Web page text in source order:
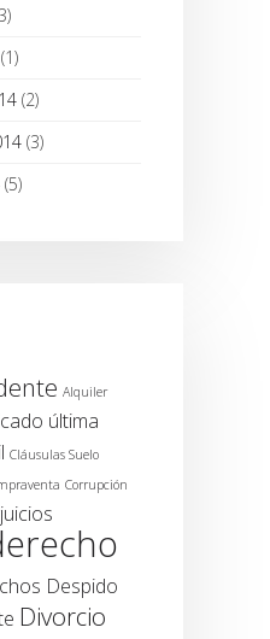
(1)
(2)
(3)
(5)
Alquiler
última
Cláusulas Suelo
Corrupción
Despido
Divorcio